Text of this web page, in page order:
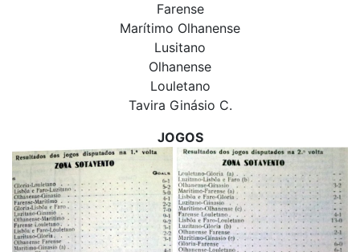
Farense
Marítimo Olhanense
Lusitano
Olhanense
Louletano
Tavira Ginásio C.
JOGOS